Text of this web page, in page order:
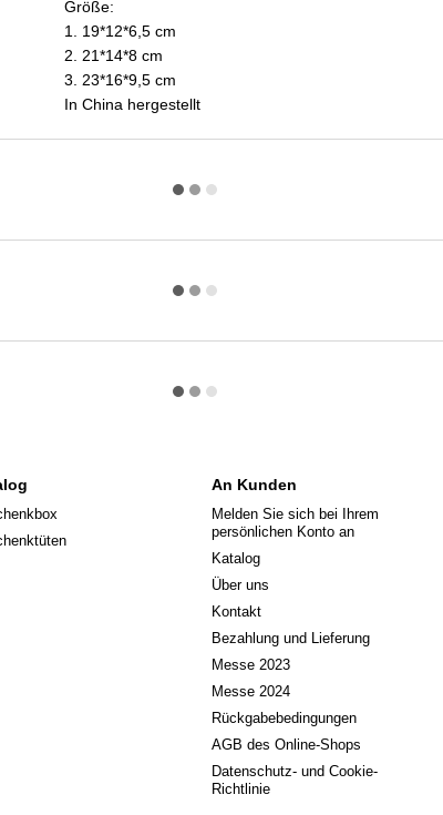
Größe:
1. 19*12*6,5 cm
2. 21*14*8 cm
3. 23*16*9,5 cm
In China hergestellt
An Kunden
Melden Sie sich bei Ihrem
persönlichen Konto an
Katalog
Über uns
Kontakt
Bezahlung und Lieferung
Messe 2023
Messe 2024
Rückgabebedingungen
AGB des Online-Shops
Datenschutz- und Cookie-
Richtlinie